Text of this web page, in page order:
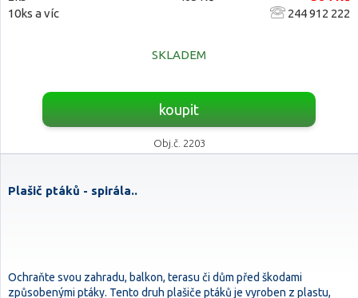
10ks a víc
244 912 222
SKLADEM
koupit
Obj.č. 2203
Plašič ptáků - spirála..
Ochraňte svou zahradu, balkon, terasu či dům před škodami
způsobenými ptáky. Tento druh plašiče ptáků je vyroben z plastu,